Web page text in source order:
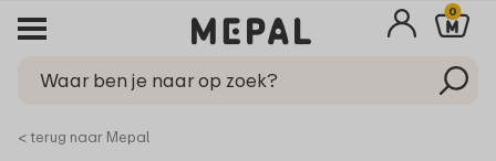
0
< terug naar Mepal